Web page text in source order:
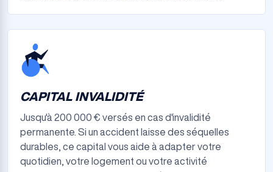
CAPITAL INVALIDITÉ
Jusqu'à 200 000 € versés en cas d'invalidité
permanente. Si un accident laisse des séquelles
durables, ce capital vous aide à adapter votre
quotidien, votre logement ou votre activité